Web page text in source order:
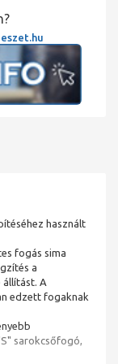
használt
fogás sima
a
állítást. A
edzett fogaknak
sarokcsőfogó,